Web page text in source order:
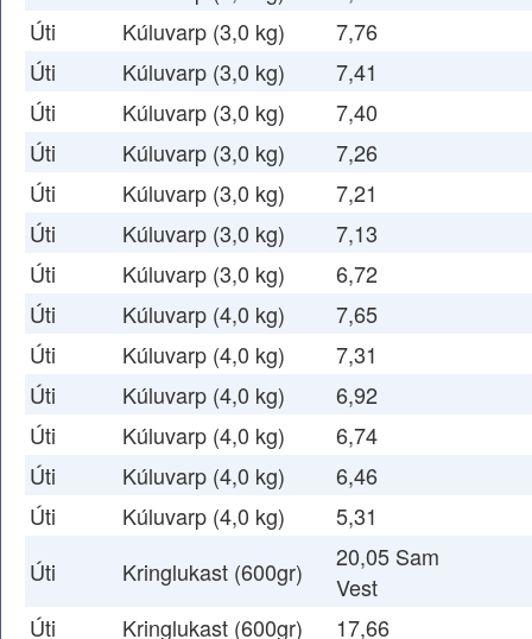
Úti
Kúluvarp (3,0 kg)
7,76
Úti
Kúluvarp (3,0 kg)
7,41
Úti
Kúluvarp (3,0 kg)
7,40
Úti
Kúluvarp (3,0 kg)
7,26
Úti
Kúluvarp (3,0 kg)
7,21
Úti
Kúluvarp (3,0 kg)
7,13
Úti
Kúluvarp (3,0 kg)
6,72
Úti
Kúluvarp (4,0 kg)
7,65
Úti
Kúluvarp (4,0 kg)
7,31
Úti
Kúluvarp (4,0 kg)
6,92
Úti
Kúluvarp (4,0 kg)
6,74
Úti
Kúluvarp (4,0 kg)
6,46
Úti
Kúluvarp (4,0 kg)
5,31
Úti
Kringlukast (600gr)
20,05 Sam
Vest
Úti
Kringlukast (600gr) 17,66